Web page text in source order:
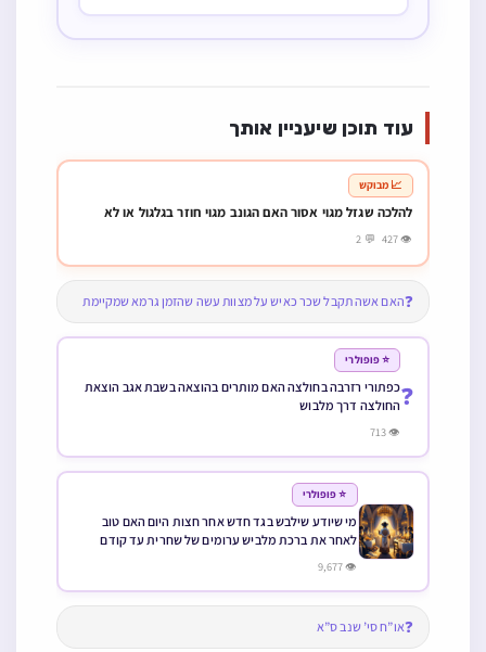
עוד תוכן שיעניין אותך
📈 מבוקש
להלכה שגזל מגוי אסור האם הגונב מגוי חוזר בגלגול או לא
👁 427 💬 2
❓האם אשה תקבל שכר כאיש על מצוות עשה שהזמן גרמא שמקיימת
❓
⭐ פופולרי
כפתורי רזרבה בחולצה האם מותרים בהוצאה בשבת אגב הוצאת
החולצה דרך מלבוש
👁 713
⭐ פופולרי
מי שיודע שילבש בגד חדש אחר חצות היום האם טוב
לאחר את ברכת מלביש ערומים של שחרית עד קודם
👁 9,677
❓או”ח סי’ שנב ס”א